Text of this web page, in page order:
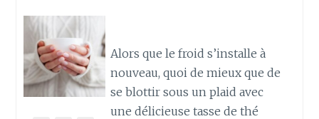
Alors que le froid s’installe à
nouveau, quoi de mieux que de
se blottir sous un plaid avec
une délicieuse tasse de thé